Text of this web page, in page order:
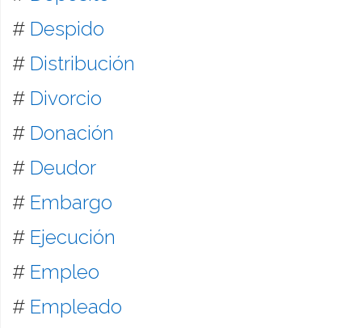
# Despido
# Distribución
# Divorcio
# Donación
# Deudor
# Embargo
# Ejecución
# Empleo
# Empleado